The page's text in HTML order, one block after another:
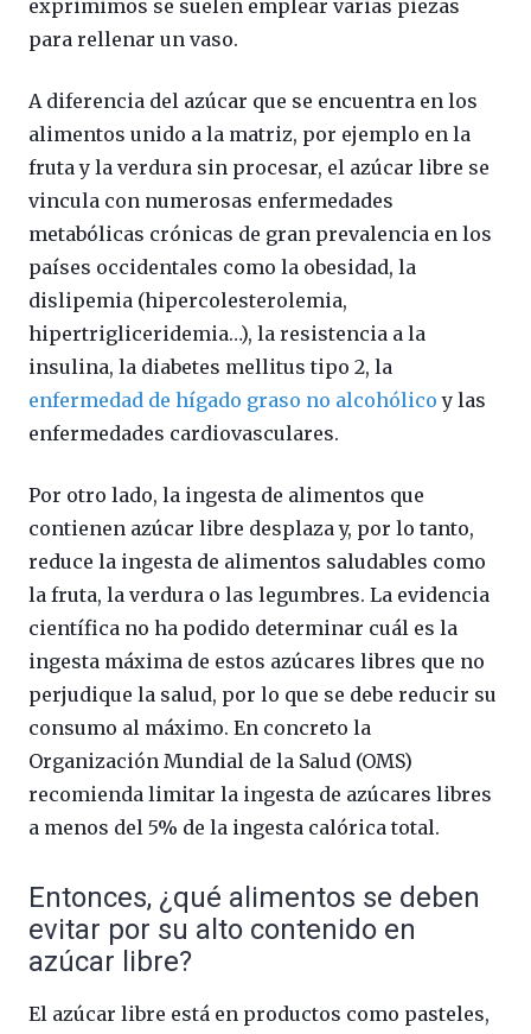
exprimimos se suelen emplear varias piezas
para rellenar un vaso.
A diferencia del azúcar que se encuentra en los
alimentos unido a la matriz, por ejemplo en la
fruta y la verdura sin procesar, el azúcar libre se
vincula con numerosas enfermedades
metabólicas crónicas de gran prevalencia en los
países occidentales como la obesidad, la
dislipemia (hipercolesterolemia,
hipertrigliceridemia…), la resistencia a la
insulina, la diabetes mellitus tipo 2, la
enfermedad de hígado graso no alcohólico y las
enfermedades cardiovasculares.
Por otro lado, la ingesta de alimentos que
contienen azúcar libre desplaza y, por lo tanto,
reduce la ingesta de alimentos saludables como
la fruta, la verdura o las legumbres. La evidencia
científica no ha podido determinar cuál es la
ingesta máxima de estos azúcares libres que no
perjudique la salud, por lo que se debe reducir su
consumo al máximo. En concreto la
Organización Mundial de la Salud (OMS)
recomienda limitar la ingesta de azúcares libres
a menos del 5% de la ingesta calórica total.
Entonces, ¿qué alimentos se deben
evitar por su alto contenido en
azúcar libre?
El azúcar libre está en productos como pasteles,